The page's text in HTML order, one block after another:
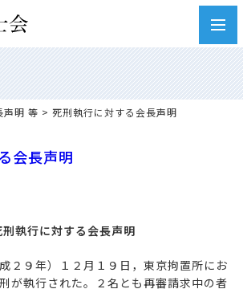
声明 等 > 死刑執行に対する会長声明
会長声明
刑執行に対する会長声明
２９年）１２月１９日，東京拘置所にお
が執行された。２名とも再審請求中の者